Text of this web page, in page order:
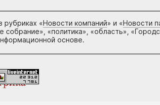
рубриках «Новости компаний» и «Новости
собрание», «политика», «область»,
основе.